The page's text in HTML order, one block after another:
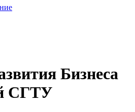
Бизнеса
СГТУ